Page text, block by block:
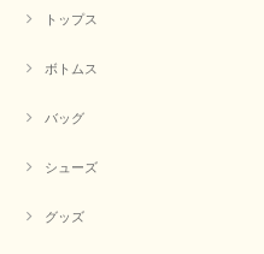
トップス
ボトムス
バッグ
シューズ
グッズ